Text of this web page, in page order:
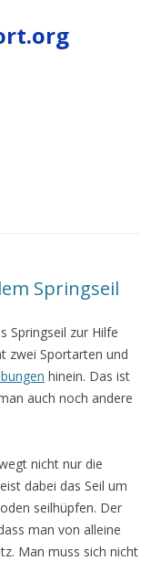
Springseil
Springseil zur Hilfe
zwei Sportarten und
hinein. Das ist
auch noch andere
nicht nur die
dabei das Seil um
seilhüpfen. Der
man von alleine
Man muss sich nicht